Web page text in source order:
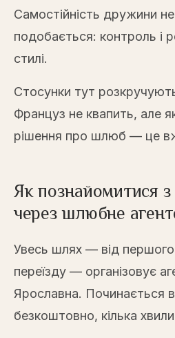
Самостійність дружини
подобається: контроль і
стилі.
Стосунки тут
Француз не квапить, але
рішення про шлюб — це
Як познайомитися
через шлюбне
Увесь шлях — від
переїзду — організовує
Ярославна. Починається
безкоштовно, кілька